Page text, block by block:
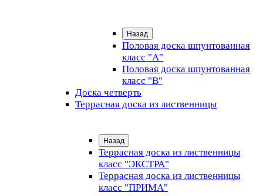
Назад
Половая доска шпунтованная
класс "А"
Половая доска шпунтованная
класс "B"
Доска четверть
Террасная доска из лиственницы
Назад
Террасная доска из лиственницы
класс "ЭКСТРА"
Террасная доска из лиственницы
класс "ПРИМА"